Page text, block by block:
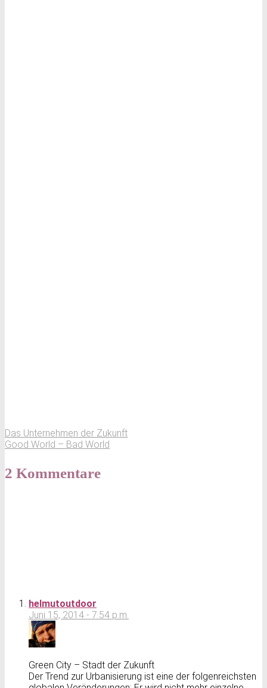
Das Unternehmen der Zukunft
Good World – Bad World
2 Kommentare
helmutoutdoor
Juni 15, 2014 - 7:54 p.m.
Green City – Stadt der Zukunft
Der Trend zur Urbanisierung ist eine der folgenreichsten